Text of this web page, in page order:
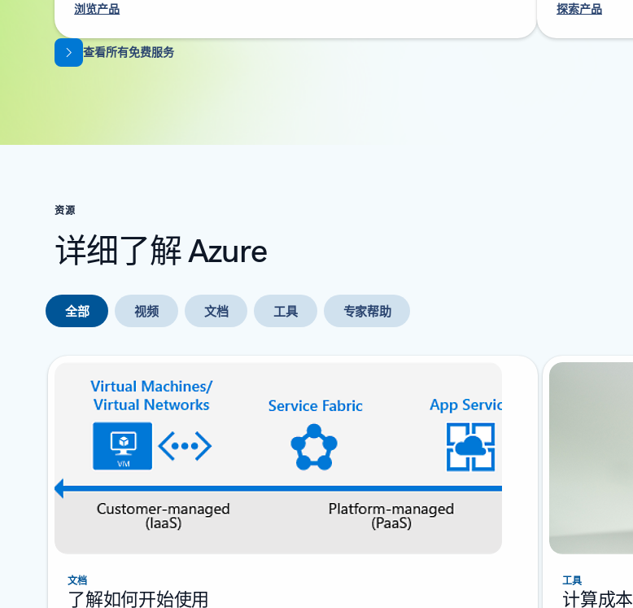
浏览产品 探索产品
返回标签页查看所有免费服务
资源
详细了解 Azure
全部 视频 文档 工具 专家帮助
下一张幻灯片
文档
了解如何开始使用
工具
计算成本